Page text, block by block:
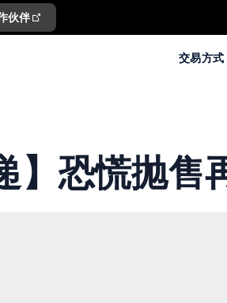
伙伴
交易方式
】恐慌抛